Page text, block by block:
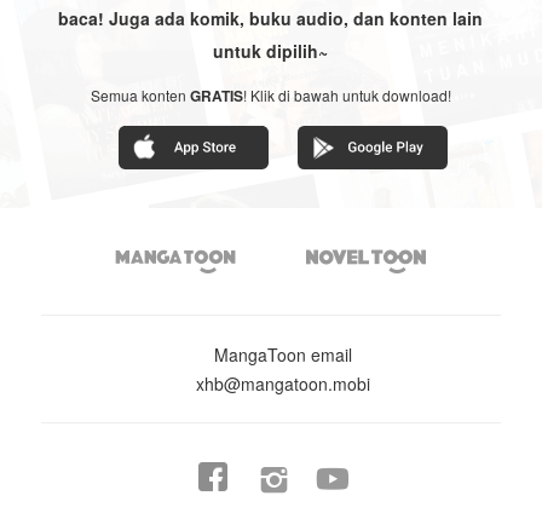
baca! Juga ada komik, buku audio, dan konten lain
untuk dipilih~
Semua konten GRATIS! Klik di bawah untuk download!
 
MangaToon email
xhb@mangatoon.mobi
 